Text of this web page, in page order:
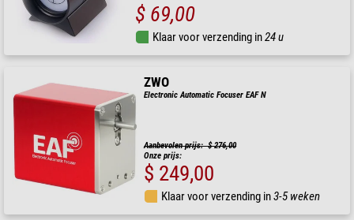
$ 69,00
Klaar voor verzending in24 u
ZWO
Electronic Automatic Focuser EAF N
Aanbevolen prijs: $ 276,00
Onze prijs:
$ 249,00
Klaar voor verzending in3-5 weken